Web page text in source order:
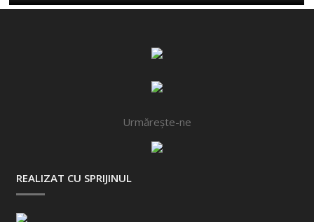
Urmărește-ne
REALIZAT CU SPRIJINUL